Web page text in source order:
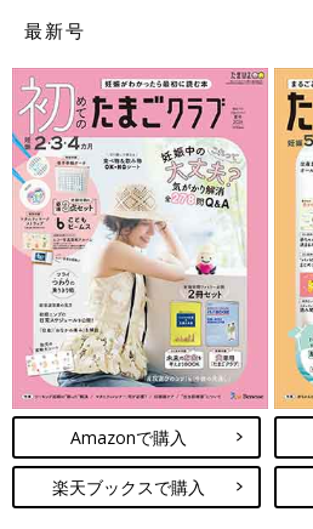
最新号
Amazonで購入
楽天ブックスで購入